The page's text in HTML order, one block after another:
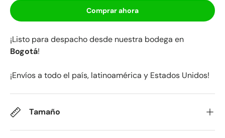
Comprar ahora
¡Listo para despacho desde nuestra bodega en
Bogotá!
¡Envíos a todo el país, latinoamérica y Estados Unidos!
Tamaño